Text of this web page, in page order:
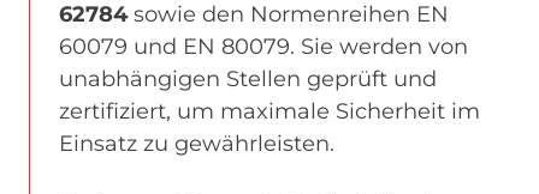
62784sowie den Normenreihen EN
60079 und EN 80079. Sie werden von
unabhängigen Stellen geprüft und
zertifiziert, um maximale Sicherheit im
Einsatz zu gewährleisten.